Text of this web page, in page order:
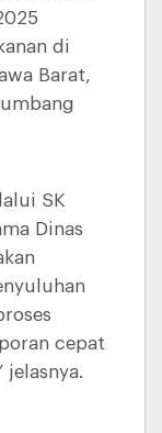
di
Barat,
SK
Dinas
cepat
jelasnya.